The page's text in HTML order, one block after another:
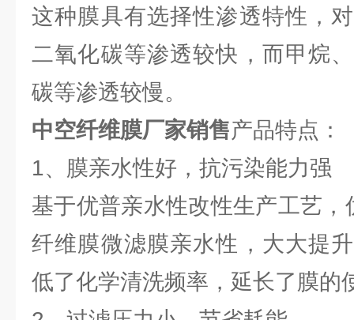
这种膜具有选择性渗透特性，
二氧化碳等渗透较快，而甲烷
碳等渗透较慢。
中空纤维膜厂家销售产品特点：
1、膜亲水性好，抗污染能力强
基于优普亲水性改性生产工艺
纤维膜微滤膜亲水性，大大提
低了化学清洗频率，延长了膜的